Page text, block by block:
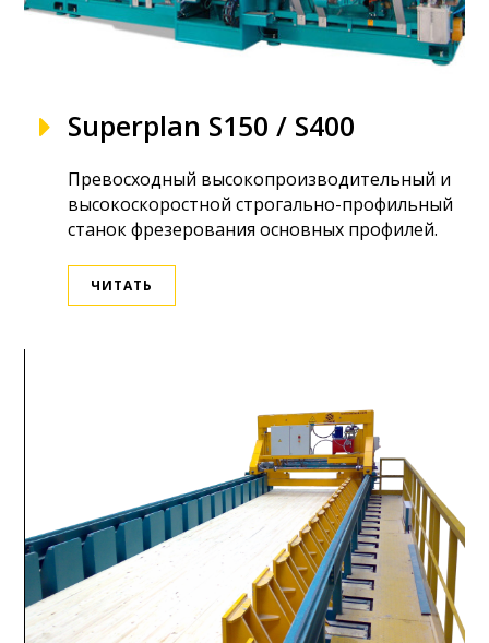
Superplan S150 / S400
Превосходный высокопроизводительный и
высокоскоростной строгально-профильный
станок фрезерования основных профилей.
ЧИТАТЬ